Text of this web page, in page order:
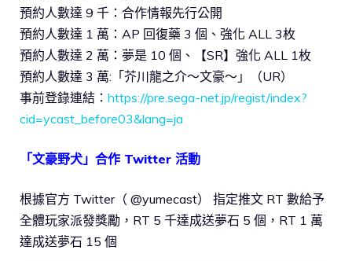
預約人數達 9 千：合作情報先行公開
預約人數達 1 萬：AP 回復藥 3 個、強化 ALL 3枚
預約人數達 2 萬：夢是 10 個、【SR】強化 ALL 1枚
預約人數達 3 萬:「芥川龍之介～文豪～」（UR）
事前登錄連結： https://pre.sega-net.jp/regist/index?
cid=ycast_before03&lang=ja
「文豪野犬」合作 Twitter 活動
根據官方 Twitter（ @yumecast） 指定推文 RT 數給予
全體玩家派發獎勵，RT 5 千達成送夢石 5 個，RT 1 萬
達成送夢石 15 個